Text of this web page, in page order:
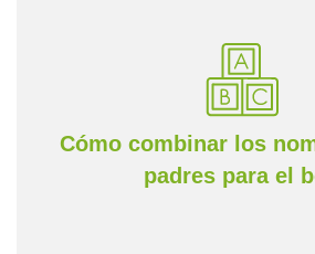
Cómo combinar los
padres para el